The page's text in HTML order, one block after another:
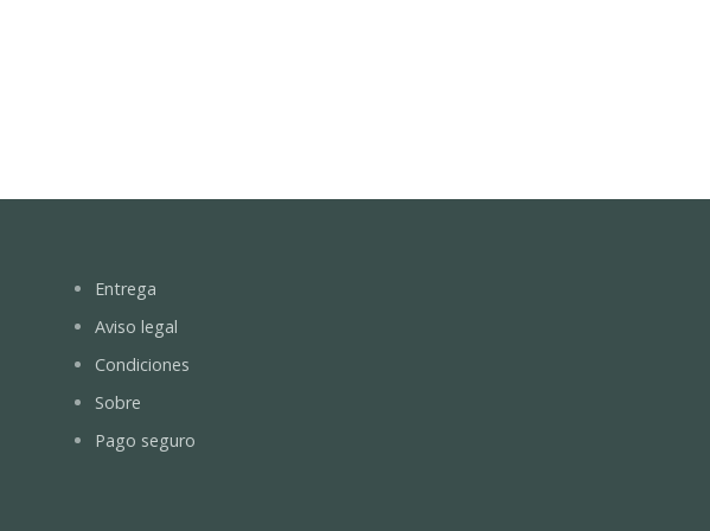
Entrega
Aviso legal
Condiciones
Sobre
Pago seguro